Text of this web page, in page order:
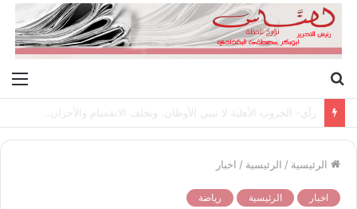
عن
رأي- الحروب الأهلية لا تبني الأوطان. وتخلف الانقسام والأحزان..
الرئيسية / الرئيسية / اخبار
اخبار الرئيسية رياضة